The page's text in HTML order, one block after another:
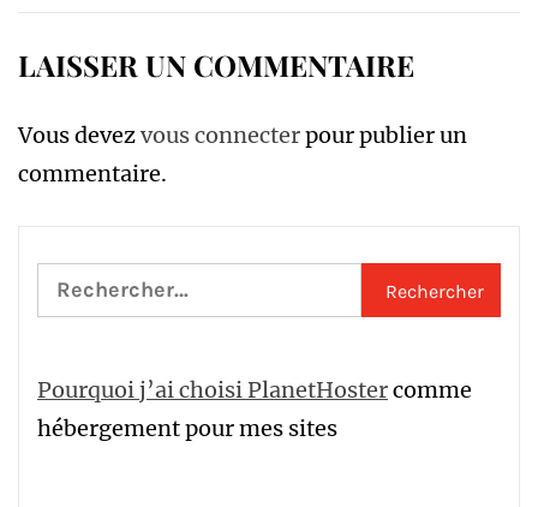
LAISSER UN COMMENTAIRE
Vous devezvous connecterpour publier un
commentaire.
Rechercher :
Pourquoi j’ai choisi PlanetHostercomme
hébergement pour mes sites